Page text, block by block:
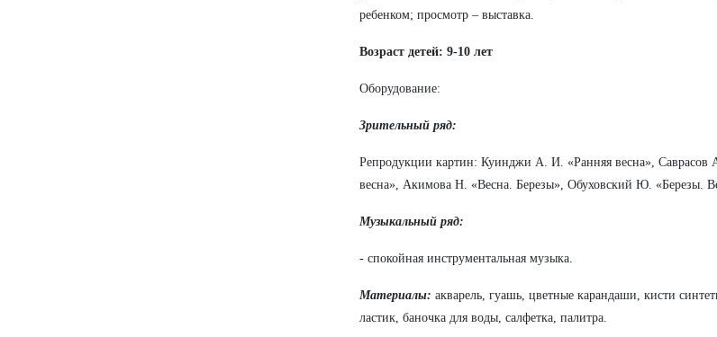
ребенком; просмотр – выставка.
Возраст детей: 9-10 лет
Оборудование:
Зрительный ряд:
Репродукции картин: Куинджи А. И. «Ранняя весна», Саврасов
весна», Акимова Н. «Весна. Березы», Обуховский Ю. «Березы.
Музыкальный ряд:
- спокойная инструментальная музыка.
Материалы: акварель, гуашь, цветные карандаши, кисти
ластик, баночка для воды, салфетка, палитра.